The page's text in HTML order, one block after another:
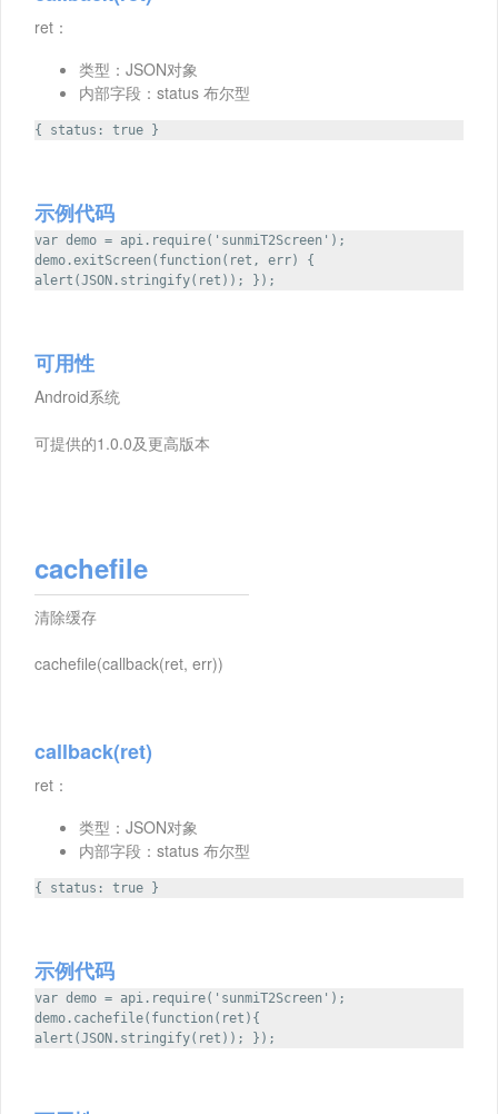
ret：
类型：JSON对象
内部字段：status 布尔型
{ status: true }
示例代码
var demo = api.require('sunmiT2Screen');
demo.exitScreen(function(ret, err) {
alert(JSON.stringify(ret)); });
可用性
Android系统
可提供的1.0.0及更高版本
cachefile
清除缓存
cachefile(callback(ret, err))
callback(ret)
ret：
类型：JSON对象
内部字段：status 布尔型
{ status: true }
示例代码
var demo = api.require('sunmiT2Screen');
demo.cachefile(function(ret){
alert(JSON.stringify(ret)); });